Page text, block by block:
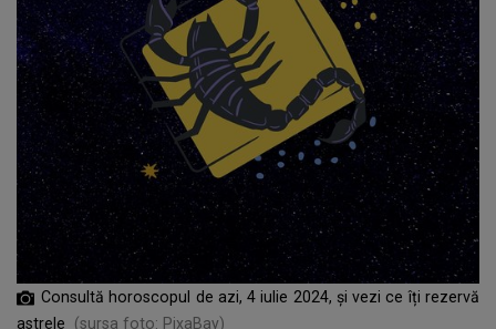
Consultă horoscopul de azi, 4 iulie 2024, și vezi ce îți rezervă
astrele
(sursa foto: PixaBay)